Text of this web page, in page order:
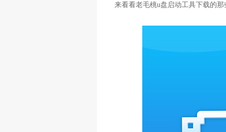
来看看老毛桃u盘启动工具下载的那